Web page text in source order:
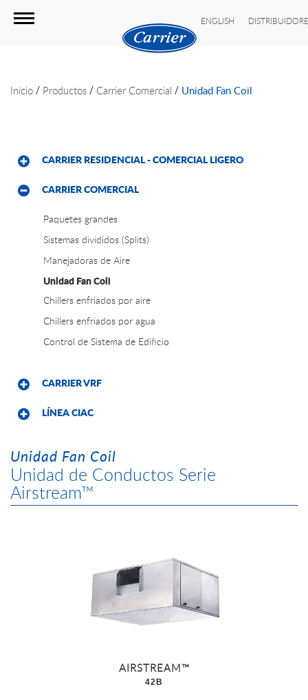
ENGLISH
Inicio / Productos / Carrier Comercial / Unidad Fan Coil
CARRIER RESIDENCIAL - COMERCIAL LIGERO
CARRIER COMERCIAL
Paquetes grandes
Sistemas divididos (Splits)
Manejadoras de Aire
Unidad Fan Coil
Chillers enfriados por aire
Chillers enfriados por agua
Control de Sistema de Edificio
CARRIER VRF
LÍNEA CIAC
Unidad Fan Coil
Unidad de Conductos Serie
Airstream™
AIRSTREAM™
42B